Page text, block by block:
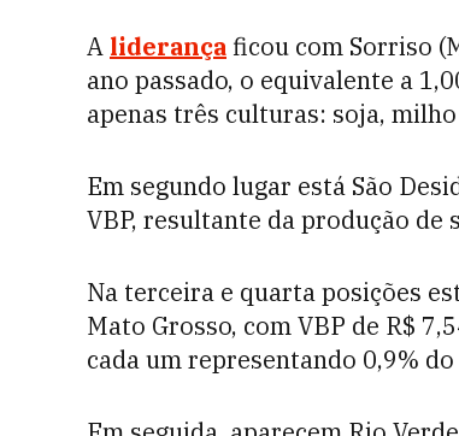
A liderança ficou com Sorriso
ano passado, o equivalente a
apenas três culturas: soja,
Em segundo lugar está São
VBP, resultante da produção de
Na terceira e quarta posições
Mato Grosso, com VBP de R$
cada um representando 0,9%